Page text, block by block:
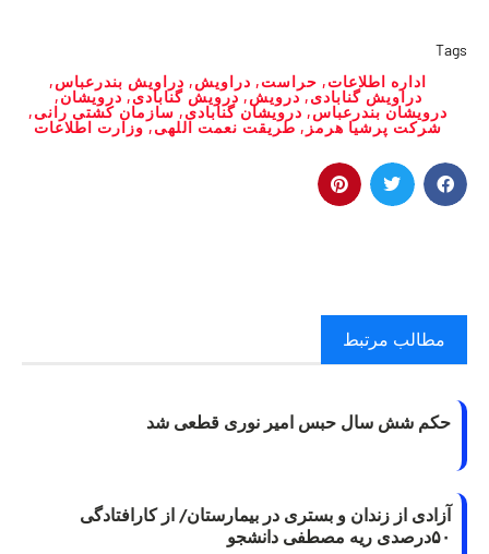
Tags
اداره اطلاعات, حراست, دراویش, دراویش بندرعباس,
دراویش گنابادی,درویش,درویش گنابادی, درویشان,
درویشان بندرعباس, درویشان گنابادی, سازمان کشتی رانی,
شرکت پرشیا هرمز , طریقت نعمت اللهی,وزارت اطلاعات
مطالب مرتبط
حکم شش سال حبس امیر نوری قطعی شد
آزادی از زندان و بستری در بیمارستان/ از کارافتادگی
۵۰درصدی ریه مصطفی دانشجو